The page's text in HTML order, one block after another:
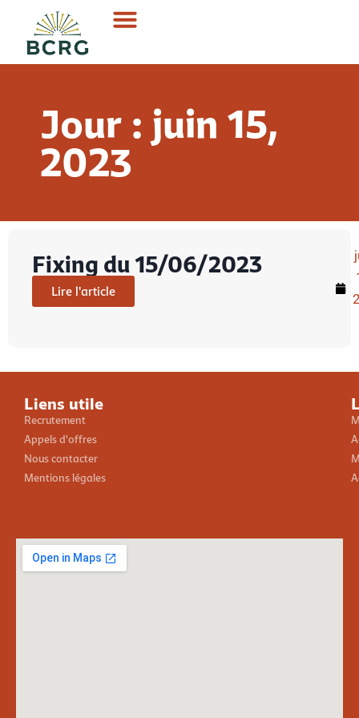
Jour : juin 15,
2023
Fixing du 15/06/2023
Lire l'article
Liens utile
Recrutement
Appels d'offres
Nous contacter
Mentions légales